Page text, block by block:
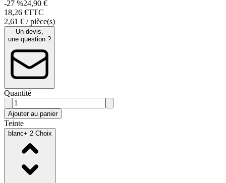
-27 %24,90 €
18,26 €TTC
2,61 € / pièce(s)
Un devis,
une question ?
Quantité
Ajouter au panier
Teinte
blanc+ 2 Choix